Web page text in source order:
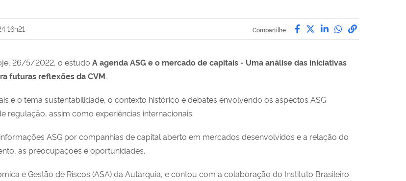
Compartilhe: Compartilhe por
Compartilhe por
Compartilhe por
Compartilhe
link para
16h21
26/5/2022, o estudo A agenda ASG e o mercado de capitais - Uma análise das iniciativas
futuras reflexões da CVM.
e o tema sustentabilidade, o contexto histórico e debates envolvendo os aspectos ASG
regulação, assim como experiências internacionais.
ASG por companhias de capital aberto em mercados desenvolvidos e a relação do
as preocupações e oportunidades.
e Gestão de Riscos (ASA) da Autarquia, e contou com a colaboração do Instituto Brasileiro